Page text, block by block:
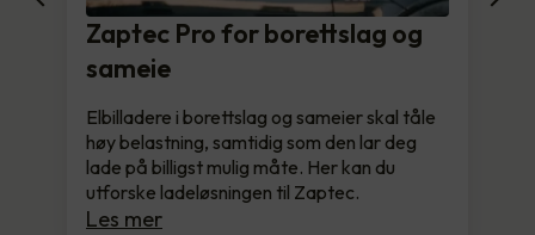
Zaptec Pro for borettslag og
sameie
Elbilladere i borettslag og sameier skal tåle
høy belastning, samtidig som den lar deg
lade på billigst mulig måte. Her kan du
utforske ladeløsningen til Zaptec.
Les mer